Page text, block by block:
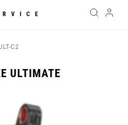
C2
ULTIMATE